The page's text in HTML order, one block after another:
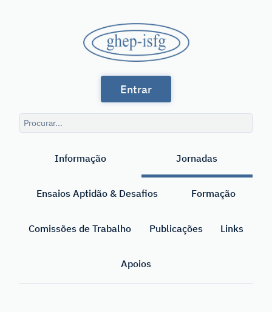
GHEP
-
ISFG
Línguas
Espanhola
Society
Genetics
Entrar
Consulta
de
Informação Jornadas
Ensaios Aptidão & Desafios Formação
Comissões de Trabalho Publicações Links
Apoios